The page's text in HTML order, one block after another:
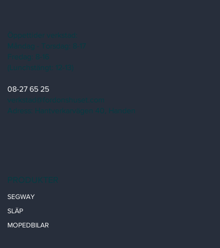
PRODUKTER
SEGWAY
SLÄP
MOPEDBILAR
Öppettider verkstad:
Måndag - Torsdag: 8-17
Fredag: 8-16
(Lunchstängt: 12-13)
08-27 65 25
verkstad@fordonshuset.com
Adress: Hantverkarvägen 40, Handen